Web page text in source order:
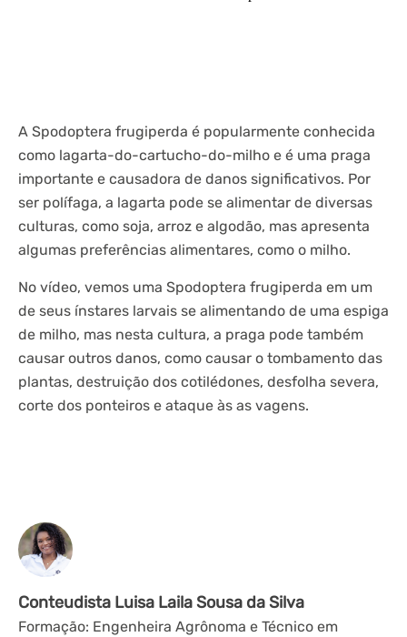
A Spodoptera frugiperda é popularmente conhecida
como lagarta-do-cartucho-do-milho e é uma praga
importante e causadora de danos significativos. Por
ser polífaga, a lagarta pode se alimentar de diversas
culturas, como soja, arroz e algodão, mas apresenta
algumas preferências alimentares, como o milho.
No vídeo, vemos uma Spodoptera frugiperda em um
de seus ínstares larvais se alimentando de uma espiga
de milho, mas nesta cultura, a praga pode também
causar outros danos, como causar o tombamento das
plantas, destruição dos cotilédones, desfolha severa,
corte dos ponteiros e ataque às as vagens.
Conteudista Luisa Laila Sousa da Silva
Formação: Engenheira Agrônoma e Técnico em